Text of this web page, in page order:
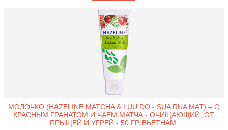
МОЛОЧКО (HAZELINE MATCHA & LUU DO - SUA RUA MAT) – С
КРАСНЫМ ГРАНАТОМ И ЧАЕМ МАТЧА - ОЧИЩАЮЩИЙ, ОТ
ПРЫЩЕЙ И УГРЕЙ - 50 ГР. ВЬЕТНАМ.